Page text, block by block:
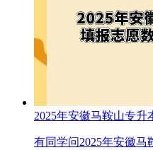
2025年安徽马鞍山专
有同学问2025年安徽